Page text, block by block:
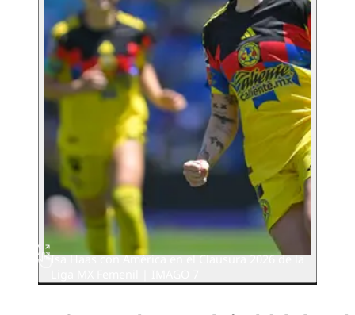
Isa Haas con América en el Clausura 2026 de la